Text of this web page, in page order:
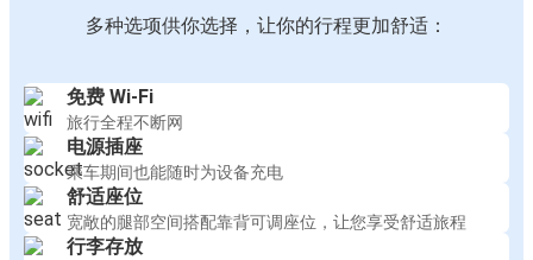
多种选项供你选择，让你的行程更加舒适：
免费 Wi-Fi
旅行全程不断网
电源插座
乘车期间也能随时为设备充电
舒适座位
宽敞的腿部空间搭配靠背可调座位，让您享受舒适旅程
行李存放